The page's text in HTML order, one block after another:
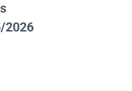
2026